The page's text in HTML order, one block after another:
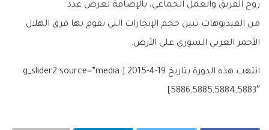
روح الفريق والعمل الجماعي، بالإضافة لعرض عدد
من الفيديوهات تبين حجم الإنجازات التي تقوم بها فرق الهلال
الأحمر العربي السوري على الأرض.
انتهت هذه الدورة بتاريخ 19-4-2015 [g_slider2 source=”media:
5886,5885,5884,5883″]